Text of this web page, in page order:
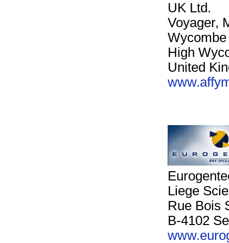
UK Ltd.
Voyager,
High
United
Liege
Rue Bois
B-4102